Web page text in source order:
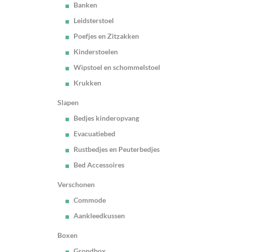
Banken
Leidsterstoel
Poefjes en Zitzakken
Kinderstoelen
Wipstoel en schommelstoel
Krukken
Slapen
Bedjes kinderopvang
Evacuatiebed
Rustbedjes en Peuterbedjes
Bed Accessoires
Verschonen
Commode
Aankleedkussen
Boxen